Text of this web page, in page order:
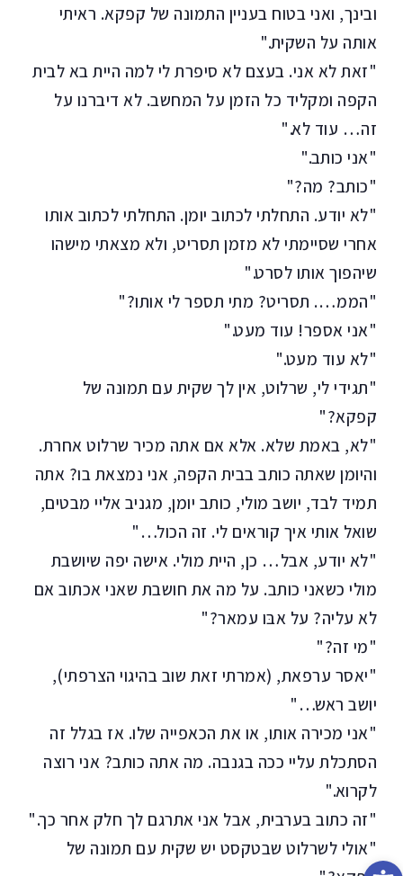
פתח סרגל נגישות
ובינך, ואני בטוח בעניין התמונה של קפקא. ראיתי
אותה על השקית."
"זאת לא אני. בעצם לא סיפרת לי למה היית בא לבית
הקפה ומקליד כל הזמן על המחשב. לא דיברנו על
זה… עוד לא."
"אני כותב."
"כותב? מה?"
"לא יודע. התחלתי לכתוב יומן. התחלתי לכתוב אותו
אחרי שסיימתי לא מזמן תסריט, ולא מצאתי מישהו
שיהפוך אותו לסרט."
"הממ…. תסריט? מתי תספר לי אותו?"
"אני אספר! עוד מעט."
"לא עוד מעט."
"תגידי לי, שרלוט, אין לך שקית עם תמונה של
קפקא?"
"לא, באמת שלא. אלא אם אתה מכיר שרלוט אחרת.
והיומן שאתה כותב בבית הקפה, אני נמצאת בו? אתה
תמיד לבד, יושב מולי, כותב יומן, מגניב אליי מבטים,
שואל אותי איך קוראים לי. זה הכול…"
"לא יודע, אבל… כן, היית מולי. אישה יפה שיושבת
מולי כשאני כותב. על מה את חושבת שאני אכתוב אם
לא עליה? על אבּו עמאר?"
"מי זה?"
"יאסר ערפאת, (אמרתי זאת שוב בהיגוי הצרפתי),
יושב ראש…"
"אני מכירה אותו, או את הכאפייה שלו. אז בגלל זה
הסתכלת עליי ככה בגנבה. מה אתה כותב? אני רוצה
לקרוא."
"זה כתוב בערבית, אבל אני אתרגם לך חלק אחר כך."
"אולי לשרלוט שבטקסט יש שקית עם תמונה של